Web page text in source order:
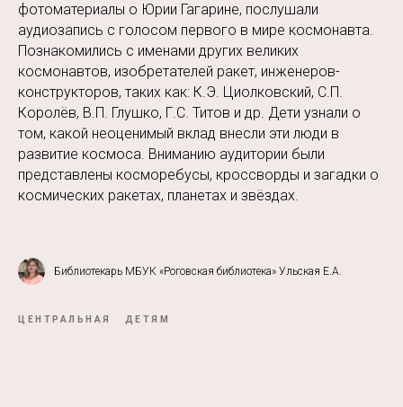
фотоматериалы о Юрии Гагарине, послушали
аудиозапись с голосом первого в мире космонавта.
Познакомились с именами других великих
космонавтов, изобретателей ракет, инженеров-
конструкторов, таких как: К.Э. Циолковский, С.П.
Королёв, В.П. Глушко, Г.С. Титов и др. Дети узнали о
том, какой неоценимый вклад внесли эти люди в
развитие космоса. Вниманию аудитории были
представлены косморебусы, кроссворды и загадки о
космических ракетах, планетах и звёздах.
Библиотекарь МБУК «Роговская библиотека» Ульская Е.А.
ЦЕНТРАЛЬНАЯ ДЕТЯМ